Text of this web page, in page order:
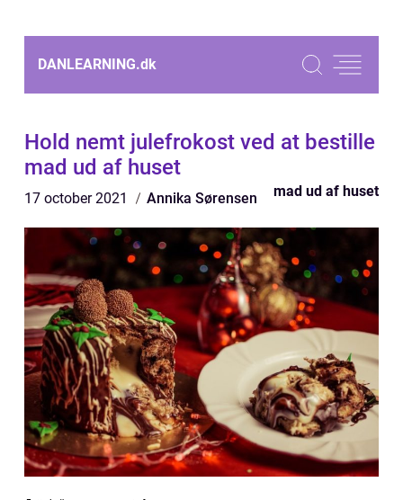
DANLEARNING.dk
Hold nemt julefrokost ved at bestille
mad ud af huset
17 october 2021 Annika Sørensen mad ud af huset